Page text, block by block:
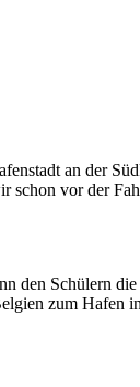
an der
vor der
Schülern
zum